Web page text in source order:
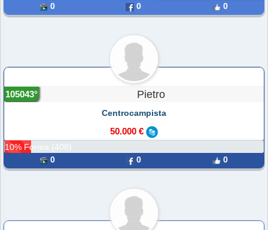
0
0 0
Pietro
105043°
Centrocampista
50.000 €
10% Forma (408)
0
0 0